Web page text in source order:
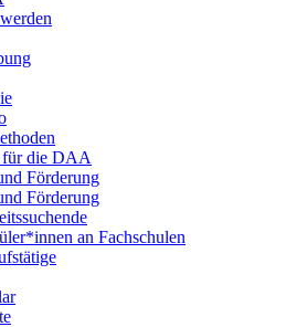
für die DAA
Förderung
Förderung
an Fachschulen